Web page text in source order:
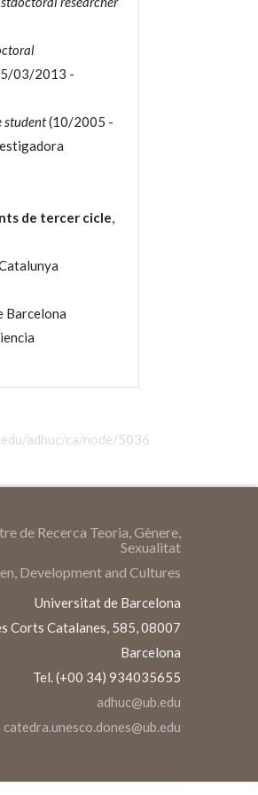
03/2013 -
student(10/2005 -
de tercer cicle,
Barcelona
adhuc/ca/node/5036
de Recerca Teoria, Gènere,
Sexualitat
Development and Cultures
Universitat de Barcelona
Corts Catalanes, 585, 08007
Barcelona
Tel. (+00 34) 934035655
adhuc@ub.edu
catedra.unesco.dones@ub.edu